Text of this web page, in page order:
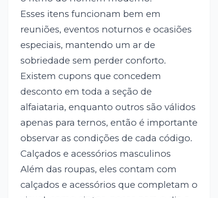
Esses itens funcionam bem em
reuniões, eventos noturnos e ocasiões
especiais, mantendo um ar de
sobriedade sem perder conforto.
Existem cupons que concedem
desconto em toda a seção de
alfaiataria, enquanto outros são válidos
apenas para ternos, então é importante
observar as condições de cada código.
Calçados e acessórios masculinos
Além das roupas, eles contam com
calçados e acessórios que completam o